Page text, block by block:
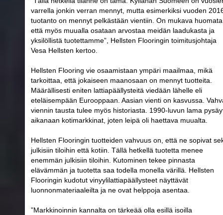
varrella jonkin verran mennyt, mutta esimerkiksi vuoden
tuotanto on mennyt pelkästään vientiin. On mukava
että myös muualla osataan arvostaa meidän laadukasta ja
yksilöllistä tuotettamme”, Hellsten Flooringin toimitusjohtaja
Vesa Hellsten kertoo.
Hellsten Flooring vie osaamistaan ympäri maailmaa, mikä
tarkoittaa, että jokaiseen maanosaan on mennyt tuotteita.
Määrällisesti eniten lattiapäällysteitä viedään lähelle eli
eteläisempään Eurooppaan. Aasian vienti on kasvussa.
viennin tausta tulee myös historiasta. 1990-luvun lama
aikanaan kotimarkkinat, joten leipä oli haettava muualta.
Hellsten Flooringin tuotteiden vahvuus on, että ne sopivat
julkisiin tiloihin että kotiin. Tällä hetkellä tuotetta menee
enemmän julkisiin tiloihin. Kutominen tekee pinnasta
elävämmän ja tuotetta saa todella monella värillä. Hellsten
Flooringin kudotut vinyylilattiapäällysteet näyttävät
luonnonmateriaaleilta ja ne ovat helppoja asentaa.
”Markkinoinnin kannalta on tärkeää olla esillä isoilla